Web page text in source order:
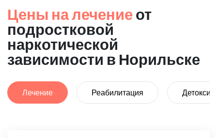
Цены на лечение от
подростковой
наркотической
зависимости в Норильске
Лечение Реабилитация